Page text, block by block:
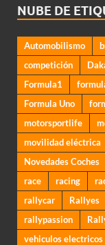
NUBE DE
Automobilismo
competición
Formula1
Formula Uno
motorsportlife
movilidad eléctrica
Novedades Coches
race
racing
rallycar
Rallyes
rallypassion
vehiculos electricos